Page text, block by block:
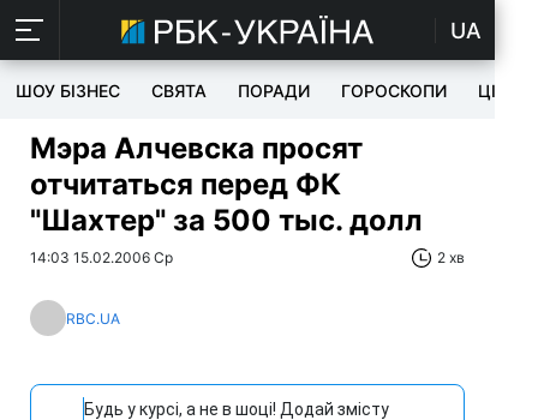
UA
ШОУ БІЗНЕС СВЯТА ПОРАДИ ГОРОСКОПИ ЦІКАВЕ
Мэра Алчевска просят
отчитаться перед ФК
"Шахтер" за 500 тыс. долл
14:03 15.02.2006 Ср 2 хв
RBC.UA
Будь у курсі, а не в шоці! Додай змісту